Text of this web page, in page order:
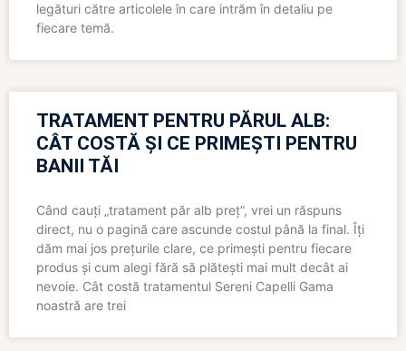
legături către articolele în care intrăm în detaliu pe
fiecare temă.
TRATAMENT PENTRU PĂRUL ALB:
CÂT COSTĂ ȘI CE PRIMEȘTI PENTRU
BANII TĂI
Când cauți „tratament păr alb preț”, vrei un răspuns
direct, nu o pagină care ascunde costul până la final. Îți
dăm mai jos prețurile clare, ce primești pentru fiecare
produs și cum alegi fără să plătești mai mult decât ai
nevoie. Cât costă tratamentul Sereni Capelli Gama
noastră are trei